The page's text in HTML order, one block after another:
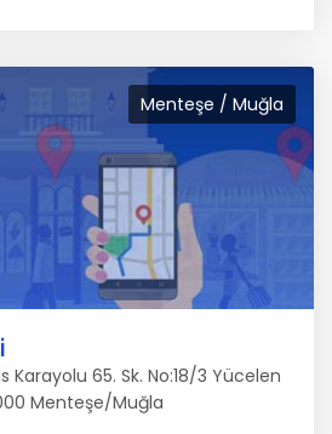
Menteşe / Muğla
Karayolu 65. Sk. No:18/3 Yücelen
Menteşe/Muğla